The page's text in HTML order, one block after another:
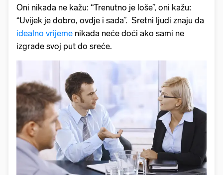
Oni nikada ne kažu: “Trenutno je loše”, oni kažu:
“Uvijek je dobro, ovdje i sada”. Sretni ljudi znaju da
idealno vrijeme nikada neće doći ako sami ne
izgrade svoj put do sreće.